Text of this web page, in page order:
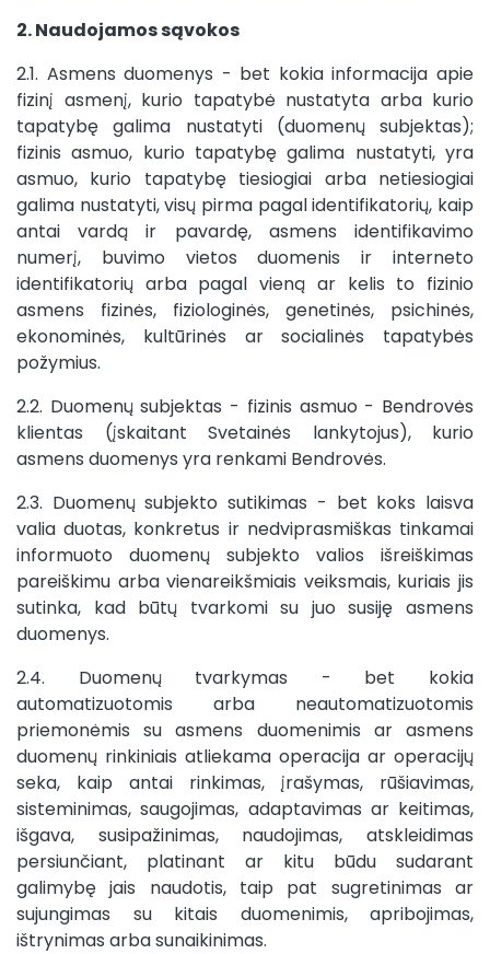
2. Naudojamos sąvokos
2.1. Asmens duomenys - bet kokia informacija apie
fizinį asmenį, kurio tapatybė nustatyta arba kurio
tapatybę galima nustatyti (duomenų subjektas);
fizinis asmuo, kurio tapatybę galima nustatyti, yra
asmuo, kurio tapatybę tiesiogiai arba netiesiogiai
galima nustatyti, visų pirma pagal identifikatorių, kaip
antai vardą ir pavardę, asmens identifikavimo
numerį, buvimo vietos duomenis ir interneto
identifikatorių arba pagal vieną ar kelis to fizinio
asmens fizinės, fiziologinės, genetinės, psichinės,
ekonominės, kultūrinės ar socialinės tapatybės
požymius.
2.2. Duomenų subjektas - fizinis asmuo - Bendrovės
klientas (įskaitant Svetainės lankytojus), kurio
asmens duomenys yra renkami Bendrovės.
2.3. Duomenų subjekto sutikimas - bet koks laisva
valia duotas, konkretus ir nedviprasmiškas tinkamai
informuoto duomenų subjekto valios išreiškimas
pareiškimu arba vienareikšmiais veiksmais, kuriais jis
sutinka, kad būtų tvarkomi su juo susiję asmens
duomenys.
2.4. Duomenų tvarkymas - bet kokia
automatizuotomis arba neautomatizuotomis
priemonėmis su asmens duomenimis ar asmens
duomenų rinkiniais atliekama operacija ar operacijų
seka, kaip antai rinkimas, įrašymas, rūšiavimas,
sisteminimas, saugojimas, adaptavimas ar keitimas,
išgava, susipažinimas, naudojimas, atskleidimas
persiunčiant, platinant ar kitu būdu sudarant
galimybę jais naudotis, taip pat sugretinimas ar
sujungimas su kitais duomenimis, apribojimas,
ištrynimas arba sunaikinimas.